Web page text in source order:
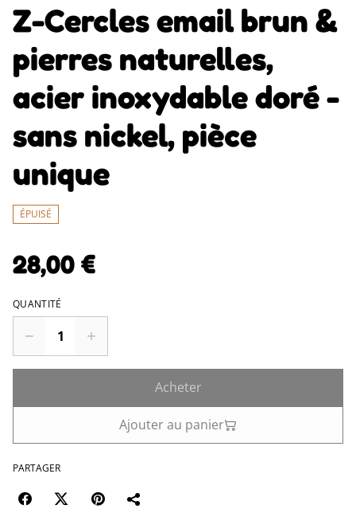
Z-Cercles email brun &
pierres naturelles,
acier inoxydable doré -
sans nickel, pièce
unique
ÉPUISÉ
28,00 €
QUANTITÉ
Acheter
Ajouter au panier
PARTAGER